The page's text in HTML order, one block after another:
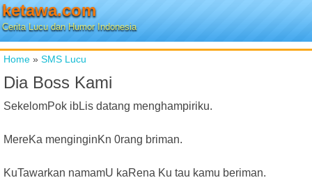
ketawa.com
Cerita Lucu dan Humor Indonesia
Home » SMS Lucu
Dia Boss Kami
SekelomPok ibLis datang menghampiriku.
MereKa menginginKn 0rang briman.
KuTawarkan namamU kaRena Ku tau kamu beriman.